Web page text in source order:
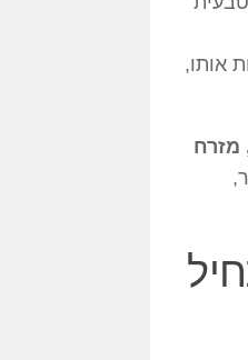
אותו,
מזרח